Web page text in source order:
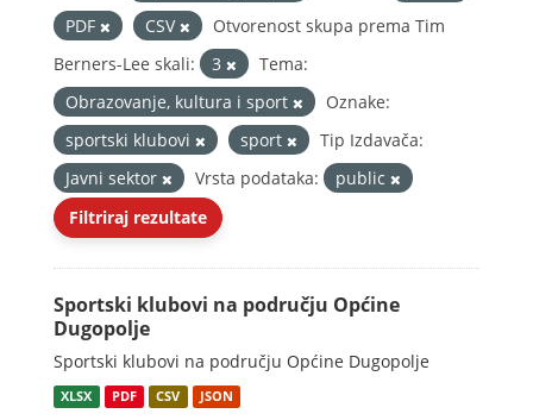
PDF
CSV
Otvorenost skupa prema Tim
Berners-Lee skali:
3
Tema:
Obrazovanje, kultura i sport
Oznake:
sportski klubovi
sport
Tip Izdavača:
Javni sektor
Vrsta podataka:
public
Filtriraj rezultate
Sportski klubovi na području Općine
Dugopolje
Sportski klubovi na području Općine Dugopolje
XLSX PDF CSV JSON